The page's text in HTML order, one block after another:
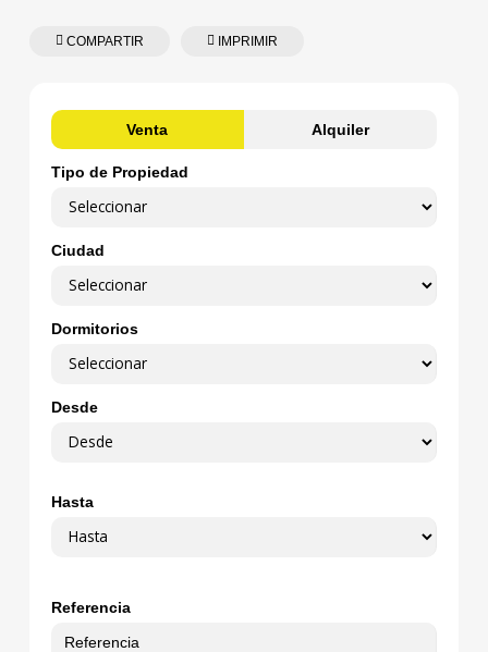
COMPARTIR IMPRIMIR
Venta Alquiler
Tipo de Propiedad
Ciudad
Dormitorios
Desde
Hasta
Referencia